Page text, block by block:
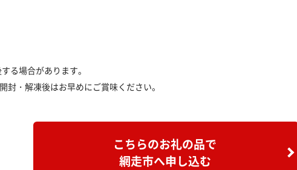
る場合があります。
封・解凍後はお早めにご賞味ください。
こちらのお礼の品で
網走市へ申し込む